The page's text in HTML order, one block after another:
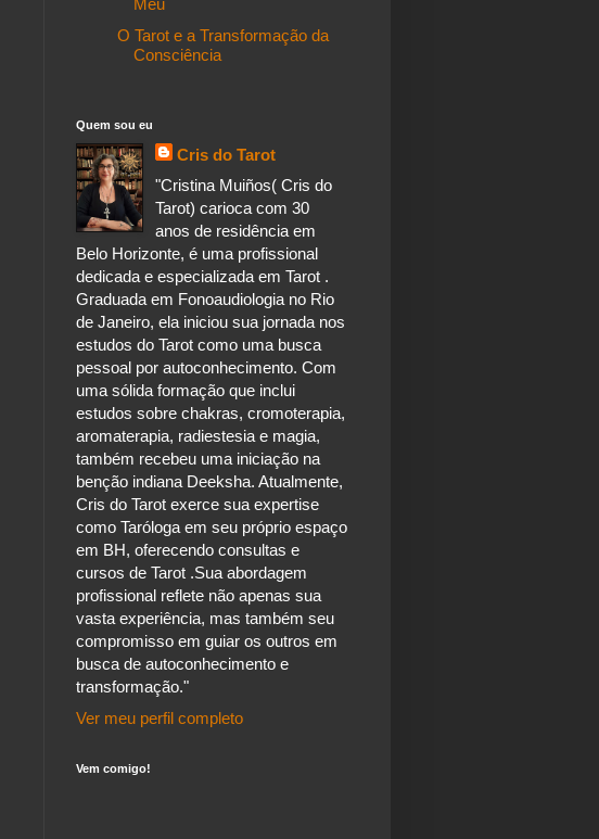
O Tarot e a Transformação da
Consciência
Quem sou eu
Cris do Tarot
"Cristina Muiños( Cris do
Tarot) carioca com 30
anos de residência em
Belo Horizonte, é uma profissional
dedicada e especializada em Tarot .
Graduada em Fonoaudiologia no Rio
de Janeiro, ela iniciou sua jornada nos
estudos do Tarot como uma busca
pessoal por autoconhecimento. Com
uma sólida formação que inclui
estudos sobre chakras, cromoterapia,
aromaterapia, radiestesia e magia,
também recebeu uma iniciação na
benção indiana Deeksha. Atualmente,
Cris do Tarot exerce sua expertise
como Taróloga em seu próprio espaço
em BH, oferecendo consultas e
cursos de Tarot .Sua abordagem
profissional reflete não apenas sua
vasta experiência, mas também seu
compromisso em guiar os outros em
busca de autoconhecimento e
transformação."
Ver meu perfil completo
Vem comigo!